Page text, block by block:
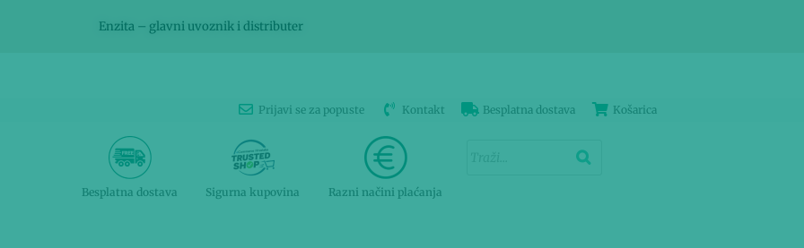
Enzita – glavni uvoznik i distributer
Prijavi se za popuste Kontakt Besplatna dostava Košarica
Besplatna dostava Sigurna kupovina Razni načini plaćanja